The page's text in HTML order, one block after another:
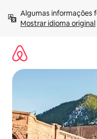
para
Mostrar idioma original